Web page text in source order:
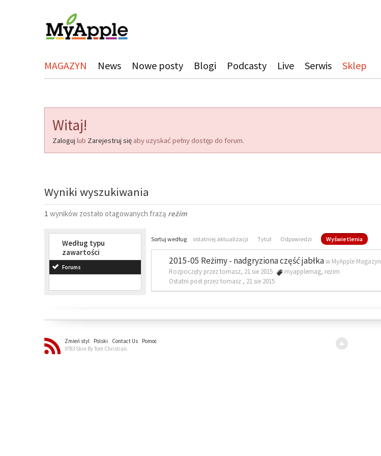
MAGAZYN News Nowe posty Blogi Podcasty Live Serwis Sklep
Witaj!
Zaloguj lub Zarejestruj się aby uzyskać pełny dostęp do forum.
Wyniki wyszukiwania
1 wyników zostało otagowanych frazą reżim
Według typu
zawartości
Forums
Sortuj według ostatniej aktualizacji Tytuł Odpowiedzi Wyświetlenia
2015-05 Reżimy - nadgryziona część jabłkaw MyApple Magazyn
Rozpoczęty przez tomasz, 21 sie 2015
myapplemag, reżim
Ostatni post przez tomasz , 21 sie 2015
Zmień styl Polski Contact Us
Pomoc
IPB3 Skin By Tom Christian.